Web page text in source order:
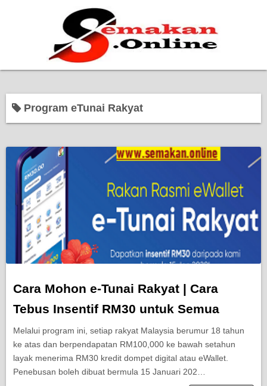
Bantuan Kerajaan
Pendidikan
Kerja Kosong Terkini
Program eTunai Rakyat
Cara Mohon e-Tunai Rakyat | Cara
Tebus Insentif RM30 untuk Semua
Melalui program ini, setiap rakyat Malaysia berumur 18 tahun
ke atas dan berpendapatan RM100,000 ke bawah setahun
layak menerima RM30 kredit dompet digital atau eWallet.
Penebusan boleh dibuat bermula 15 Januari 202…